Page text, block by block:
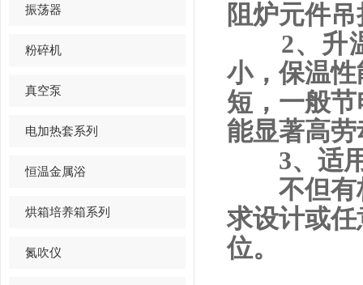
振荡器
粉碎机
真空泵
电加热套系列
恒温金属浴
烘箱培养箱系列
氮吹仪
阻炉元件
2、 升
小，保温
短，一般节
能显著高
3、 适
不但有标
求设计或
位。